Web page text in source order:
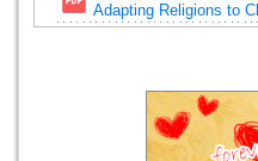
Adapting Religions to